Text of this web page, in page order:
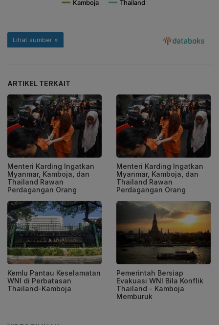
ARTIKEL TERKAIT
Menteri Karding Ingatkan
Myanmar, Kamboja, dan
Thailand Rawan
Perdagangan Orang
Menteri Karding Ingatkan
Myanmar, Kamboja, dan
Thailand Rawan
Perdagangan Orang
Kemlu Pantau Keselamatan
WNI di Perbatasan
Thailand-Kamboja
Pemerintah Bersiap
Evakuasi WNI Bila Konflik
Thailand - Kamboja
Memburuk